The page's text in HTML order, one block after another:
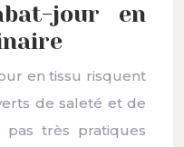
jour en
en tissu risquent
de saleté et de
pas très pratiques